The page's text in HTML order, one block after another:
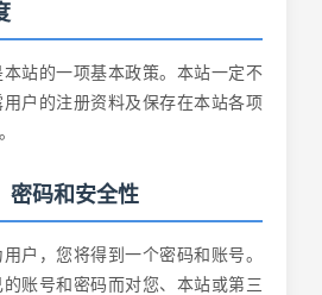
站的一项基本政策。本站一定不
户的注册资料及保存在本站各项
密码和安全性
户，您将得到一个密码和账号。
账号和密码而对您、本站或第三